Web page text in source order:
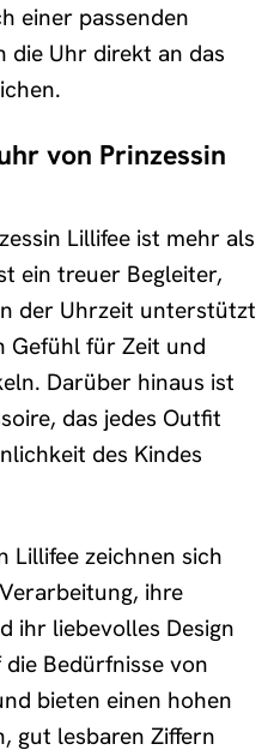
einer passenden
die Uhr direkt an das
von Prinzessin
Lillifee ist mehr als
ein treuer Begleiter,
der Uhrzeit unterstützt
Gefühl für Zeit und
Darüber hinaus ist
das jedes Outfit
des Kindes
Lillifee zeichnen sich
ihre
ihr liebevolles Design
die Bedürfnisse von
bieten einen hohen
gut lesbaren Ziffern